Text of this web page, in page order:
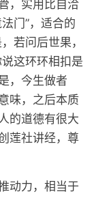
，实用比自洽
门”，适合的
若问后世果，
这环环相扣是
，今生做者
味，之后本质
的道德有很大
莲社讲经，尊
动力，相当于